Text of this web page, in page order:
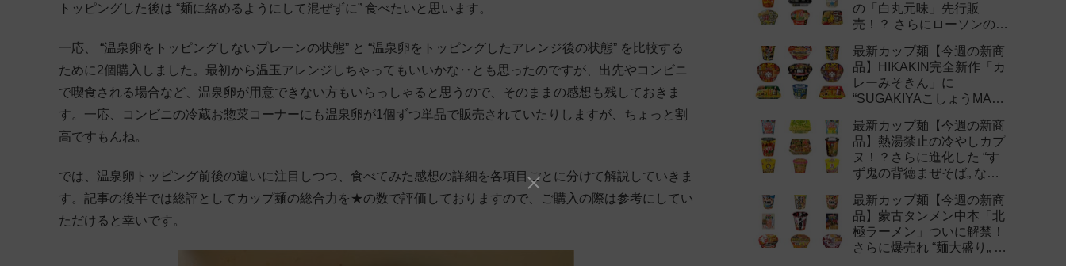
トッピングした後は “麺に絡めるようにして混ぜずに” 食べたいと思います。
一応、 “温泉卵をトッピングしないプレーンの状態” と “温泉卵をトッピングしたアレンジ後の状態” を比較する
ために2個購入しました。最初から温玉アレンジしちゃってもいいかな‥とも思ったのですが、出先やコンビニ
で喫食される場合など、温泉卵が用意できない方もいらっしゃると思うので、そのままの感想も残しておきま
す。一応、コンビニの冷蔵お惣菜コーナーにも温泉卵が1個ずつ単品で販売されていたりしますが、ちょっと割
高ですもんね。
では、温泉卵トッピング前後の違いに注目しつつ、食べてみた感想の詳細を各項目ごとに分けて解説していきま
す。記事の後半では総評としてカップ麺の総合力を★の数で評価しておりますので、ご購入の際は参考にしてい
ただけると幸いです。
の「白丸元味」先行販
売！？ さらにローソンの激
新作まとめ！
最新カップ麺【今週の新商
品】HIKAKIN完全新作「カ
レーみそきん」に
“SUGAKIYAこしょうMAX„
最新カップ麺【今週の新商
品】熱湯禁止の冷やしカプ
ヌ！？さらに進化した “す
ず鬼の背徳まぜそば„ など
最新カップ麺【今週の新商
品】蒙古タンメン中本「北
極ラーメン」ついに解禁！
さらに爆売れ “麺大盛り„ シ